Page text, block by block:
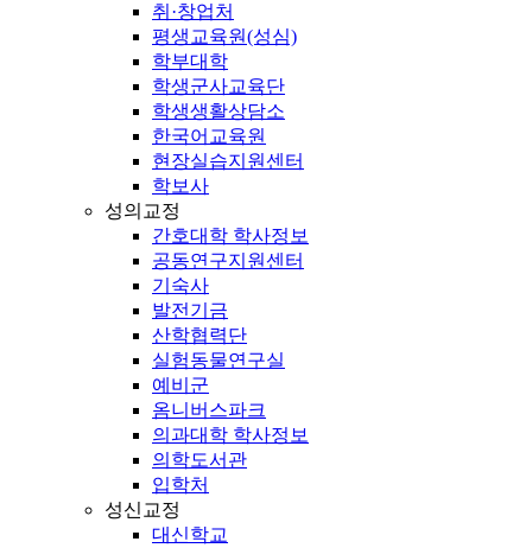
취·창업처
평생교육원(성심)
학부대학
학생군사교육단
학생생활상담소
한국어교육원
현장실습지원센터
학보사
성의교정
간호대학 학사정보
공동연구지원센터
기숙사
발전기금
산학협력단
실험동물연구실
예비군
옴니버스파크
의과대학 학사정보
의학도서관
입학처
성신교정
대신학교